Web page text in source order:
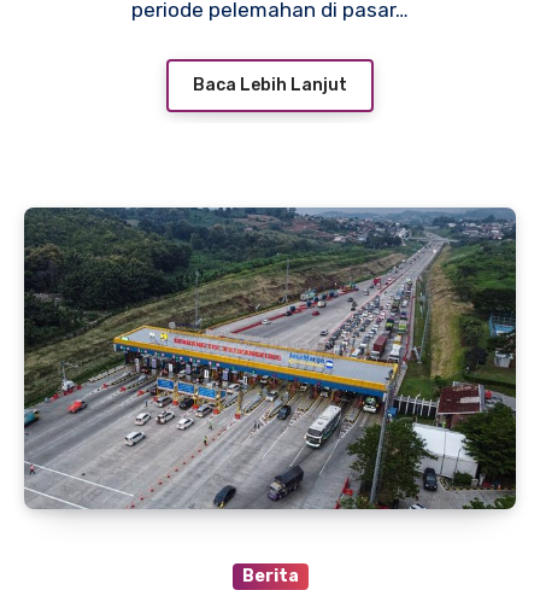
periode pelemahan di pasar…
Baca Lebih Lanjut
Berita